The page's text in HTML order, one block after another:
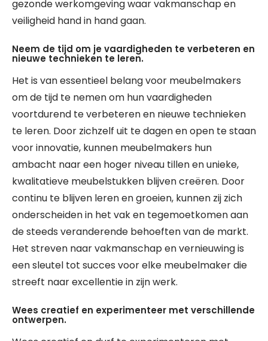
gezonde werkomgeving waar vakmanschap en
veiligheid hand in hand gaan.
Neem de tijd om je vaardigheden te verbeteren en
nieuwe technieken te leren.
Het is van essentieel belang voor meubelmakers
om de tijd te nemen om hun vaardigheden
voortdurend te verbeteren en nieuwe technieken
te leren. Door zichzelf uit te dagen en open te staan
voor innovatie, kunnen meubelmakers hun
ambacht naar een hoger niveau tillen en unieke,
kwalitatieve meubelstukken blijven creëren. Door
continu te blijven leren en groeien, kunnen zij zich
onderscheiden in het vak en tegemoetkomen aan
de steeds veranderende behoeften van de markt.
Het streven naar vakmanschap en vernieuwing is
een sleutel tot succes voor elke meubelmaker die
streeft naar excellentie in zijn werk.
Wees creatief en experimenteer met verschillende
ontwerpen.